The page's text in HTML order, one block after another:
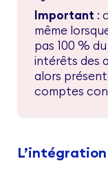
Important :
même
pas 100 %
intérêts des
alors
comptes